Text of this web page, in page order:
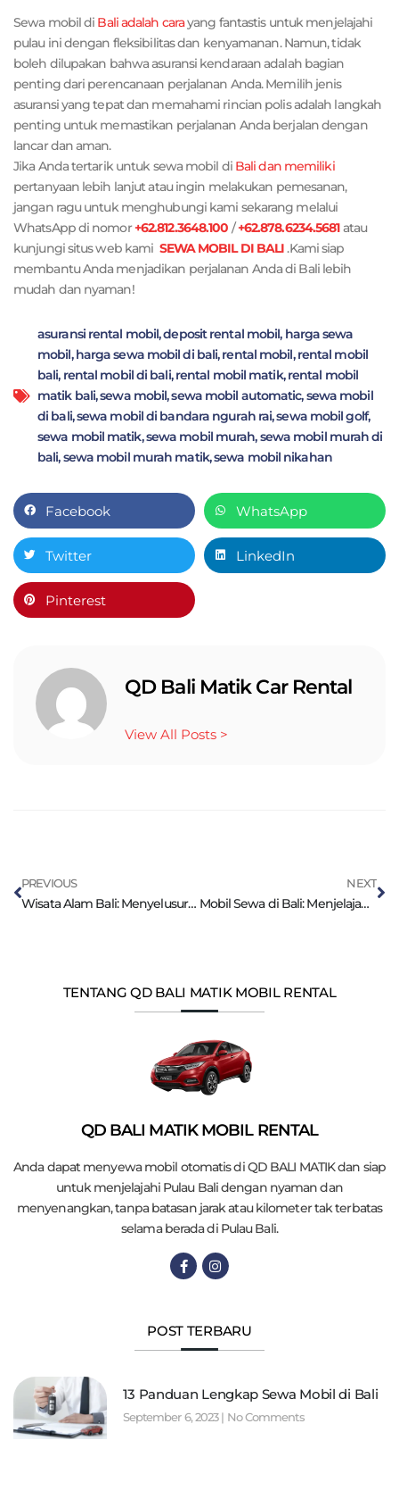
Sewa mobil di Bali adalah carayang fantastis untuk menjelajahi
pulau ini dengan fleksibilitas dan kenyamanan. Namun, tidak
boleh dilupakan bahwa asuransi kendaraan adalah bagian
penting dari perencanaan perjalanan Anda. Memilih jenis
asuransi yang tepat dan memahami rincian polis adalah langkah
penting untuk memastikan perjalanan Anda berjalan dengan
lancar dan aman.
Jika Anda tertarik untuk sewa mobil di Bali dan memiliki
pertanyaan lebih lanjut atau ingin melakukan pemesanan,
jangan ragu untuk menghubungi kami sekarang melalui
WhatsApp di nomor+62.812.3648.100 /+62.878.6234.5681atau
kunjungi situs web kami SEWA MOBIL DI BALI.Kami siap
membantu Anda menjadikan perjalanan Anda di Bali lebih
mudah dan nyaman!
asuransi rental mobil,deposit rental mobil, harga sewa
mobil,harga sewa mobil di bali,rental mobil,rental mobil
bali, rental mobil di bali,rental mobil matik,rental mobil
matik bali,sewa mobil,sewa mobil automatic,sewa mobil
di bali,sewa mobil di bandara ngurah rai,sewa mobil golf,
sewa mobil matik,sewa mobil murah,sewa mobil murah di
bali,sewa mobil murah matik,sewa mobil nikahan
Facebook WhatsApp
Twitter LinkedIn
Pinterest
QD Bali Matik Car Rental
View All Posts >
PREVIOUS
Wisata Alam Bali: Menyelusuri Keindahan Hutan Tropis
NEXT
Mobil Sewa di Bali: Menjelajahi Keramaian Seminyak
TENTANG QD BALI MATIK MOBIL RENTAL
QD BALI MATIK MOBIL RENTAL
Anda dapat menyewa mobil otomatis di QD BALI MATIK dan siap
untuk menjelajahi Pulau Bali dengan nyaman dan
menyenangkan, tanpa batasan jarak atau kilometer tak terbatas
selama berada di Pulau Bali.
POST TERBARU
13 Panduan Lengkap Sewa Mobil di Bali
September 6, 2023 No Comments